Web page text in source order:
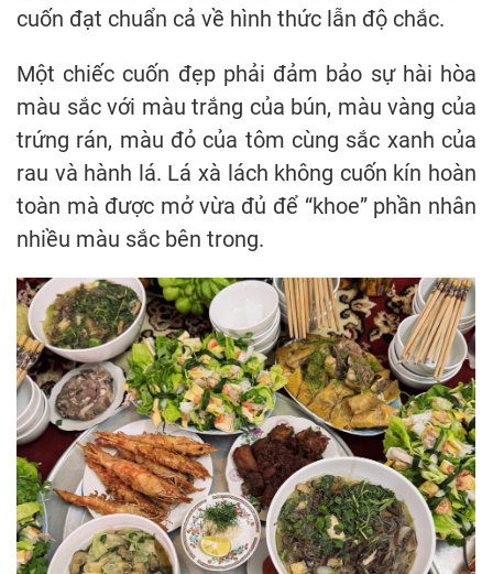
cuốn đạt chuẩn cả về hình thức lẫn độ chắc.
Một chiếc cuốn đẹp phải đảm bảo sự hài hòa
màu sắc với màu trắng của bún, màu vàng của
trứng rán, màu đỏ của tôm cùng sắc xanh của
rau và hành lá. Lá xà lách không cuốn kín hoàn
toàn mà được mở vừa đủ để “khoe” phần nhân
nhiều màu sắc bên trong.